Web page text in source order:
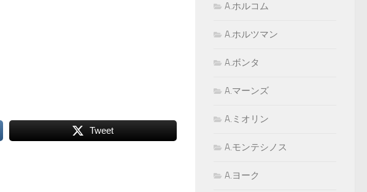
Tweet
A.ホルコム
A.ホルツマン
A.ボンタ
A.マーンズ
A.ミオリン
A.モンテシノス
A.ヨーク